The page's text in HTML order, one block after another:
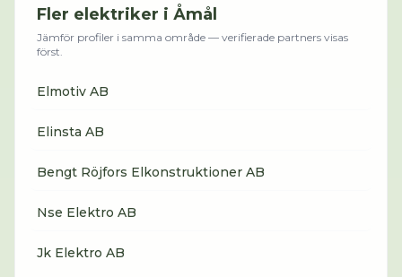
Fler elektriker i Åmål
Jämför profiler i samma område — verifierade partners visas
först.
Elmotiv AB
Elinsta AB
Bengt Röjfors Elkonstruktioner AB
Nse Elektro AB
Jk Elektro AB